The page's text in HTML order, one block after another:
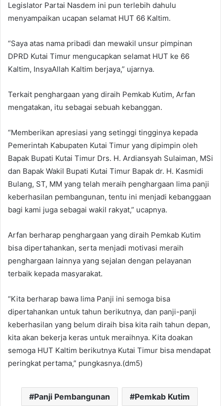
Legislator Partai Nasdem ini pun terlebih dahulu
menyampaikan ucapan selamat HUT 66 Kaltim.
“Saya atas nama pribadi dan mewakil unsur pimpinan
DPRD Kutai Timur mengucapkan selamat HUT ke 66
Kaltim, InsyaAllah Kaltim berjaya,” ujarnya.
Terkait penghargaan yang diraih Pemkab Kutim, Arfan
mengatakan, itu sebagai sebuah kebanggan.
“Memberikan apresiasi yang setinggi tingginya kepada
Pemerintah Kabupaten Kutai Timur yang dipimpin oleh
Bapak Bupati Kutai Timur Drs. H. Ardiansyah Sulaiman, MSi
dan Bapak Wakil Bupati Kutai Timur Bapak dr. H. Kasmidi
Bulang, ST, MM yang telah meraih penghargaan lima panji
keberhasilan pembangunan, tentu ini menjadi kebanggaan
bagi kami juga sebagai wakil rakyat,” ucapnya.
Arfan berharap penghargaan yang diraih Pemkab Kutim
bisa dipertahankan, serta menjadi motivasi meraih
penghargaan lainnya yang sejalan dengan pelayanan
terbaik kepada masyarakat.
“Kita berharap bawa lima Panji ini semoga bisa
dipertahankan untuk tahun berikutnya, dan panji-panji
keberhasilan yang belum diraih bisa kita raih tahun depan,
kita akan bekerja keras untuk meraihnya. Kita doakan
semoga HUT Kaltim berikutnya Kutai Timur bisa mendapat
peringkat pertama,” pungkasnya.(dm5)
Panji Pembangunan Pemkab Kutim